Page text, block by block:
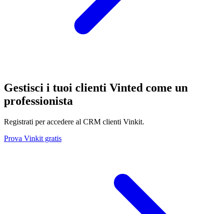
Gestisci i tuoi clienti Vinted come un
professionista
Registrati per accedere al CRM clienti Vinkit.
Prova Vinkit gratis